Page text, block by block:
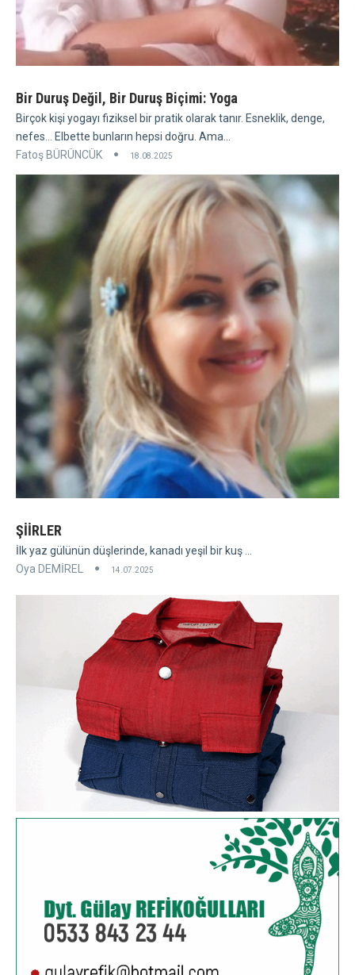
Bir Duruş Değil, Bir Duruş Biçimi: Yoga
Birçok kişi yogayı fiziksel bir pratik olarak tanır. Esneklik, denge,
nefes... Elbette bunların hepsi doğru. Ama...
Fatoş BÜRÜNCÜK
18.08.2025
ŞİİRLER
İlk yaz gülünün düşlerinde, kanadı yeşil bir kuş ...
Oya DEMİREL
14.07.2025